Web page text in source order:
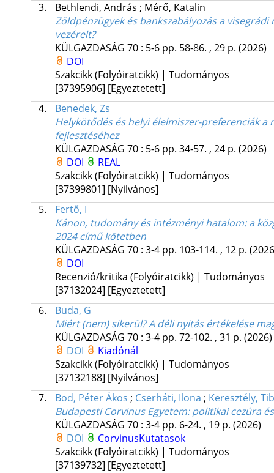
3.
Bethlendi, András ; Mérő, Katalin
Zöldpénzügyek és bankszabályozás a
vezérelt?
KÜLGAZDASÁG 70: 5-6 pp. 58-86. , 29 p. (2026)
DOI
Szakcikk (Folyóiratcikk) | Tudományos
[37395906] [Egyeztetett]
4.
Benedek, Zs
Helykötődés és helyi élelmiszer-preferenciák
fejlesztéséhez
KÜLGAZDASÁG 70: 5-6 pp. 34-57. , 24 p. (2026)
DOI
REAL
Szakcikk (Folyóiratcikk) | Tudományos
[37399801] [Nyilvános]
5.
Fertő, I
Kánon, tudomány és intézményi hatalom: a
2024 című kötetben
KÜLGAZDASÁG 70: 3-4 pp. 103-114. , 12 p.
DOI
Recenzió/kritika (Folyóiratcikk) | Tudományos
[37132024] [Egyeztetett]
6.
Buda, G
Miért (nem) sikerül? A déli nyitás értékelése
KÜLGAZDASÁG 70: 3-4 pp. 72-102. , 31 p. (2026)
DOI
Kiadónál
Szakcikk (Folyóiratcikk) | Tudományos
[37132188] [Nyilvános]
7.
Bod, Péter Ákos ; Cserháti, Ilona ; Keresztély,
Budapesti Corvinus Egyetem: politikai cezúra
KÜLGAZDASÁG 70: 3-4 pp. 6-24. , 19 p. (2026)
DOI
CorvinusKutatasok
Szakcikk (Folyóiratcikk) | Tudományos
[37139732] [Egyeztetett]